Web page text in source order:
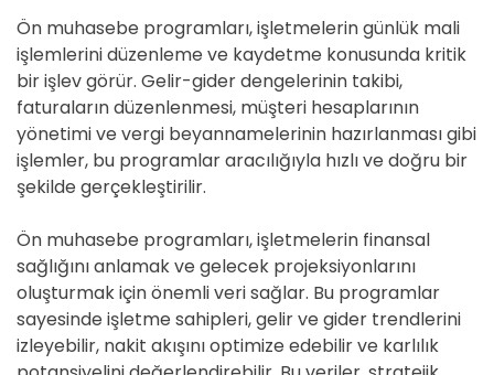
Ön muhasebe programları, işletmelerin günlük mali
işlemlerini düzenleme ve kaydetme konusunda kritik
bir işlev görür. Gelir-gider dengelerinin takibi,
faturaların düzenlenmesi, müşteri hesaplarının
yönetimi ve vergi beyannamelerinin hazırlanması gibi
işlemler, bu programlar aracılığıyla hızlı ve doğru bir
şekilde gerçekleştirilir.
Ön muhasebe programları, işletmelerin finansal
sağlığını anlamak ve gelecek projeksiyonlarını
oluşturmak için önemli veri sağlar. Bu programlar
sayesinde işletme sahipleri, gelir ve gider trendlerini
izleyebilir, nakit akışını optimize edebilir ve karlılık